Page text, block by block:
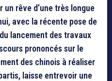
un rêve d’une très longue
avec la récente pose de
lancement des travaux
prononcés sur le
des chinois à réaliser
laisse entrevoir une